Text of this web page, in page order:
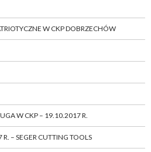
W CKP DOBRZECHÓW
W CKP – 19.10.2017 R.
– SEGER CUTTING TOOLS